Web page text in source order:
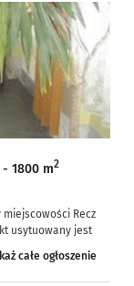
1800 m2
Recz
usytuowany jest
całe ogłoszenie